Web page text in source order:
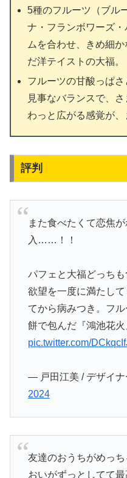
5種のフルーツ（ブル
ナ・フランボワーズ
ムを合わせ、きめ細
だ洋テイストの大福。
フルーツの甘酸っぱ
見事なバランスで、
わっと広がる感覚が、
評判
また食べたくて恋焦
入……！！
パフェと大福どっち
欲望を一度に満たし
てから病みつき。フ
餅で包んだ『鴻池花火
pic.twitter.com/
— 戸田江美 / デザイナ
2024
友達のおうちがめっ
おいがずっとしてて